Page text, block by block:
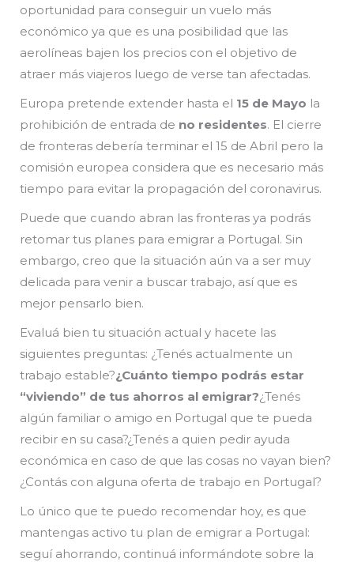
oportunidad para conseguir un vuelo más
económico ya que es una posibilidad que las
aerolíneas bajen los precios con el objetivo de
atraer más viajeros luego de verse tan afectadas.
Europa pretende extender hasta el 15 de Mayo la
prohibición de entrada de no residentes. El cierre
de fronteras debería terminar el 15 de Abril pero la
comisión europea considera que es necesario más
tiempo para evitar la propagación del coronavirus.
Puede que cuando abran las fronteras ya podrás
retomar tus planes para emigrar a Portugal. Sin
embargo, creo que la situación aún va a ser muy
delicada para venir a buscar trabajo, así que es
mejor pensarlo bien.
Evaluá bien tu situación actual y hacete las
siguientes preguntas: ¿Tenés actualmente un
trabajo estable?¿Cuánto tiempo podrás estar
“viviendo” de tus ahorros al emigrar?¿Tenés
algún familiar o amigo en Portugal que te pueda
recibir en su casa?¿Tenés a quien pedir ayuda
económica en caso de que las cosas no vayan bien?
¿Contás con alguna oferta de trabajo en Portugal?
Lo único que te puedo recomendar hoy, es que
mantengas activo tu plan de emigrar a Portugal:
seguí ahorrando, continuá informándote sobre la